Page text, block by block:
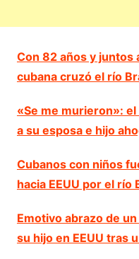
Con 82 años y juntos
cubana cruzó el río
«Se me murieron»:
a su esposa e hijo
Cubanos con niños
hacia EEUU por el río
Emotivo abrazo de
su hijo en EEUU tras